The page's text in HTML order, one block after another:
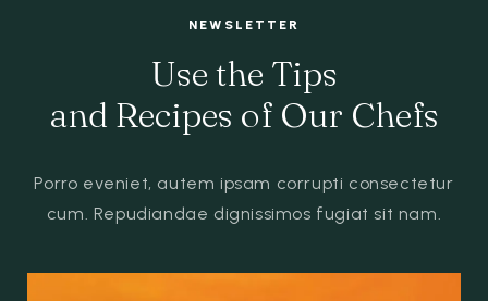
NEWSLETTER
Use the Tips
and Recipes of Our Chefs
Porro eveniet, autem ipsam corrupti consectetur
cum. Repudiandae dignissimos fugiat sit nam.